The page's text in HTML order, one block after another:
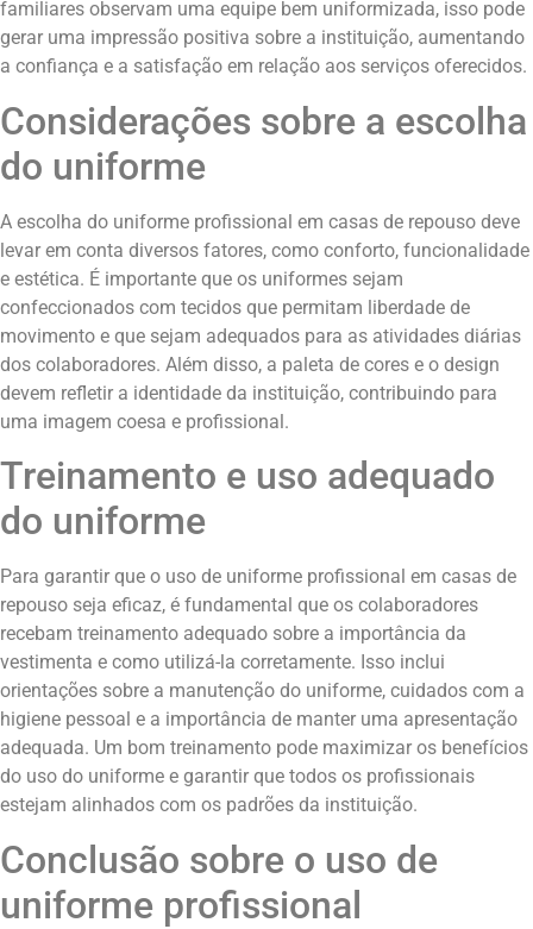
familiares observam uma equipe bem uniformizada, isso pode
gerar uma impressão positiva sobre a instituição, aumentando
a confiança e a satisfação em relação aos serviços oferecidos.
Considerações sobre a escolha
do uniforme
A escolha do uniforme profissional em casas de repouso deve
levar em conta diversos fatores, como conforto, funcionalidade
e estética. É importante que os uniformes sejam
confeccionados com tecidos que permitam liberdade de
movimento e que sejam adequados para as atividades diárias
dos colaboradores. Além disso, a paleta de cores e o design
devem refletir a identidade da instituição, contribuindo para
uma imagem coesa e profissional.
Treinamento e uso adequado
do uniforme
Para garantir que o uso de uniforme profissional em casas de
repouso seja eficaz, é fundamental que os colaboradores
recebam treinamento adequado sobre a importância da
vestimenta e como utilizá-la corretamente. Isso inclui
orientações sobre a manutenção do uniforme, cuidados com a
higiene pessoal e a importância de manter uma apresentação
adequada. Um bom treinamento pode maximizar os benefícios
do uso do uniforme e garantir que todos os profissionais
estejam alinhados com os padrões da instituição.
Conclusão sobre o uso de
uniforme profissional